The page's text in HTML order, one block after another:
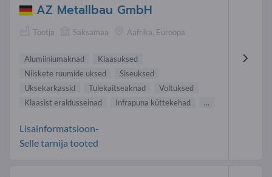
AZ Metallbau GmbH
Tootja Saksamaa Aafrika, Euroopa
Alumiiniumaknad
Klaasuksed
Niiskete ruumide uksed
Siseuksed
Uksekarkassid
Tulekaitseaknad
Voltuksed
Klaasist eraldusseinad
Infrapuna küttekehad ...
Lisainformatsioon-
Selle tarnija tooted